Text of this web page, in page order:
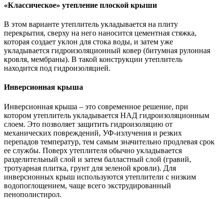
«Классическое» утепление плоской крыши
В этом варианте утеплитель укладывается на плиту
перекрытия, сверху на него наносится цементная стяжка,
которая создает уклон для стока воды, и затем уже
укладывается гидроизоляционный ковер (битумная рулонная
кровля, мембраны). В такой конструкции утеплитель
находится под гидроизоляцией.
Инверсионная крыша
Инверсионная крыша – это современное решение, при
котором утеплитель укладывается НАД гидроизоляционным
слоем. Это позволяет защитить гидроизоляцию от
механических повреждений, УФ-излучения и резких
перепадов температур, тем самым значительно продлевая срок
ее службы. Поверх утеплителя обычно укладывается
разделительный слой и затем балластный слой (гравий,
тротуарная плитка, грунт для зеленой кровли). Для
инверсионных крыш используются утеплители с низким
водопоглощением, чаще всего экструдированный
пенополистирол.